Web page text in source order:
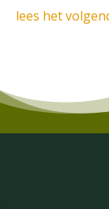
lees het